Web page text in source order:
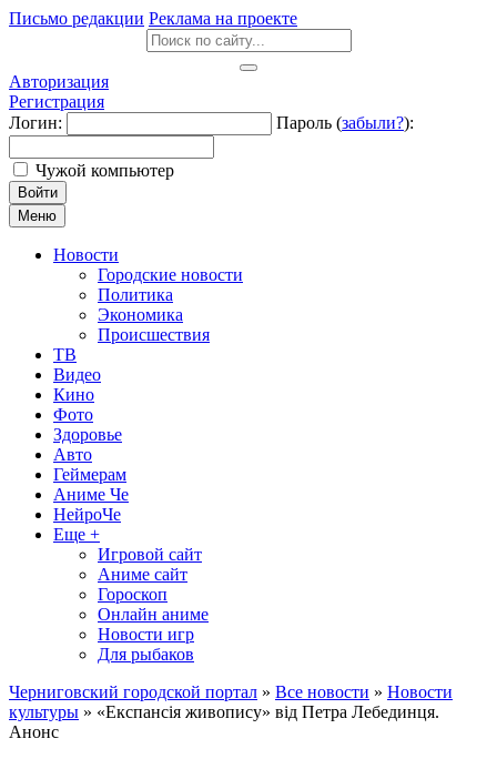
Письмо редакции Реклама на проекте
Авторизация
Регистрация
Логин:
Пароль (забыли?):
Чужой компьютер
Войти
Меню
Новости
Городские новости
Политика
Экономика
Происшествия
ТВ
Видео
Кино
Фото
Здоровье
Авто
Геймерам
Аниме Че
НейроЧе
Еще +
Игровой сайт
Аниме сайт
Гороскоп
Онлайн аниме
Новости игр
Для рыбаков
Черниговский городской портал » Все новости » Новости
культуры » «Експансія живопису» від Петра Лебединця.
Анонс